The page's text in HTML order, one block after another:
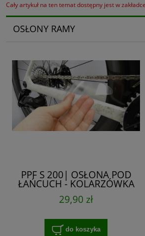
Cały artykuł na ten temat dostępny jest w
OSŁONY RAMY
PPF S 200| OSŁONA POD
ŁAŃCUCH - KOLARZÓWKA
29,90 zł
do koszyka